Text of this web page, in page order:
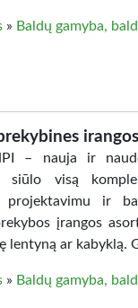
» Baldų gamyba,
– nauja ir
siūlo visą
ir
įrangos
ar kabyklą.
» Baldų gamyba,